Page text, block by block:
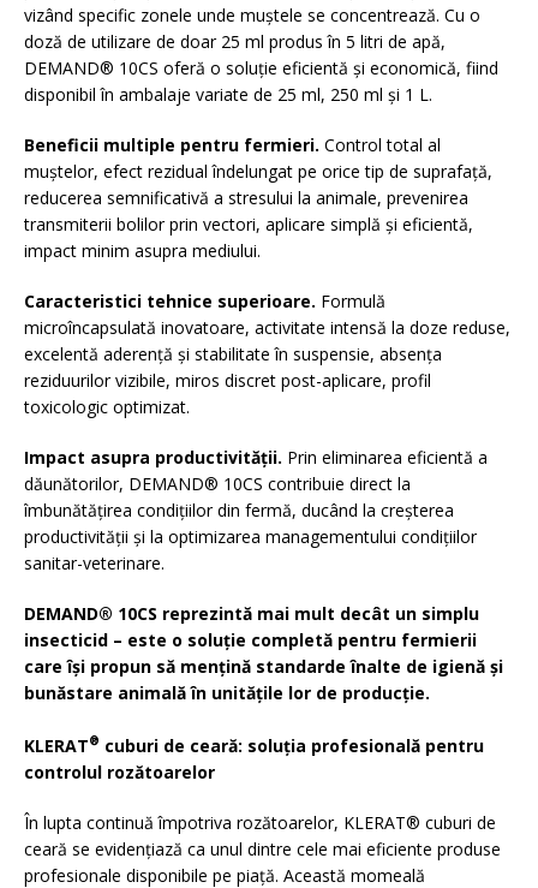
vizând specific zonele unde muștele se concentrează. Cu o
doză de utilizare de doar 25 ml produs în 5 litri de apă,
DEMAND® 10CS oferă o soluție eficientă și economică, fiind
disponibil în ambalaje variate de 25 ml, 250 ml și 1 L.
Beneficii multiple pentru fermieri. Control total al
muștelor, efect rezidual îndelungat pe orice tip de suprafață,
reducerea semnificativă a stresului la animale, prevenirea
transmiterii bolilor prin vectori, aplicare simplă și eficientă,
impact minim asupra mediului.
Caracteristici tehnice superioare. Formulă
microîncapsulată inovatoare, activitate intensă la doze reduse,
excelentă aderență și stabilitate în suspensie, absența
reziduurilor vizibile, miros discret post-aplicare, profil
toxicologic optimizat.
Impact asupra productivității. Prin eliminarea eficientă a
dăunătorilor, DEMAND® 10CS contribuie direct la
îmbunătățirea condițiilor din fermă, ducând la creșterea
productivității și la optimizarea managementului condițiilor
sanitar-veterinare.
DEMAND® 10CS reprezintă mai mult decât un simplu
insecticid – este o soluție completă pentru fermierii
care își propun să mențină standarde înalte de igienă și
bunăstare animală în unitățile lor de producție.
KLERAT® cuburi de ceară: soluția profesională pentru
controlul rozătoarelor
În lupta continuă împotriva rozătoarelor, KLERAT® cuburi de
ceară se evidențiază ca unul dintre cele mai eficiente produse
profesionale disponibile pe piață. Această momeală